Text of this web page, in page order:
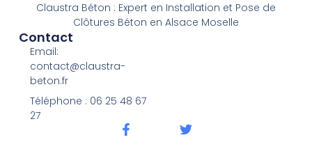
Claustra Béton : Expert en Installation et Pose de
Clôtures Béton en Alsace Moselle
Contact
Email:
contact@claustra-
beton.fr
Téléphone : ‭06 25 48 67
27‬